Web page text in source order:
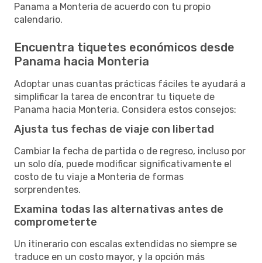
Panama a Monteria de acuerdo con tu propio
calendario.
Encuentra tiquetes económicos desde
Panama hacia Monteria
Adoptar unas cuantas prácticas fáciles te ayudará a
simplificar la tarea de encontrar tu tiquete de
Panama hacia Monteria. Considera estos consejos:
Ajusta tus fechas de viaje con libertad
Cambiar la fecha de partida o de regreso, incluso por
un solo día, puede modificar significativamente el
costo de tu viaje a Monteria de formas
sorprendentes.
Examina todas las alternativas antes de
comprometerte
Un itinerario con escalas extendidas no siempre se
traduce en un costo mayor, y la opción más